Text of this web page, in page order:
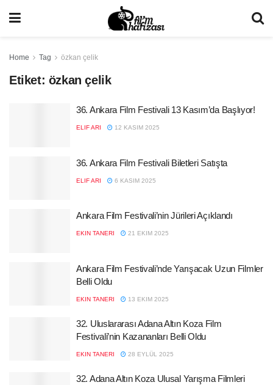
Home Tag özkan çelik
Etiket: özkan çelik
36. Ankara Film Festivali 13 Kasım’da Başlıyor!
ELIF ARI 12 KASIM 2025
36. Ankara Film Festivali Biletleri Satışta
ELIF ARI 6 KASIM 2025
Ankara Film Festivali’nin Jürileri Açıklandı
EKIN TANERI 21 EKIM 2025
Ankara Film Festivali’nde Yarışacak Uzun Filmler
Belli Oldu
EKIN TANERI 13 EKIM 2025
32. Uluslararası Adana Altın Koza Film
Festivali’nin Kazananları Belli Oldu
EKIN TANERI 28 EYLÜL 2025
32. Adana Altın Koza Ulusal Yarışma Filmleri